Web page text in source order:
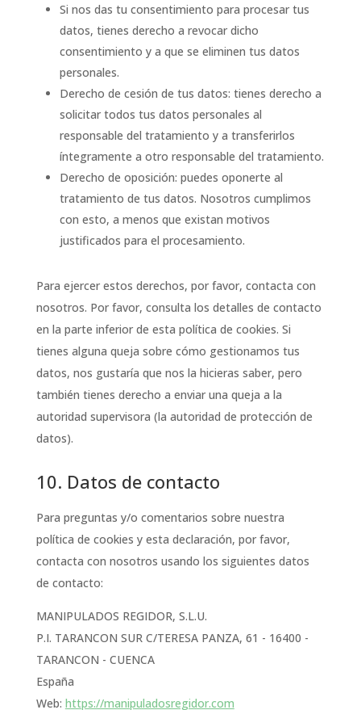
Si nos das tu consentimiento para procesar tus
datos, tienes derecho a revocar dicho
consentimiento y a que se eliminen tus datos
personales.
Derecho de cesión de tus datos: tienes derecho a
solicitar todos tus datos personales al
responsable del tratamiento y a transferirlos
íntegramente a otro responsable del tratamiento.
Derecho de oposición: puedes oponerte al
tratamiento de tus datos. Nosotros cumplimos
con esto, a menos que existan motivos
justificados para el procesamiento.
Para ejercer estos derechos, por favor, contacta con
nosotros. Por favor, consulta los detalles de contacto
en la parte inferior de esta política de cookies. Si
tienes alguna queja sobre cómo gestionamos tus
datos, nos gustaría que nos la hicieras saber, pero
también tienes derecho a enviar una queja a la
autoridad supervisora (la autoridad de protección de
datos).
10. Datos de contacto
Para preguntas y/o comentarios sobre nuestra
política de cookies y esta declaración, por favor,
contacta con nosotros usando los siguientes datos
de contacto:
MANIPULADOS REGIDOR, S.L.U.
P.I. TARANCON SUR C/TERESA PANZA, 61 - 16400 -
TARANCON - CUENCA
España
Web: https://manipuladosregidor.com